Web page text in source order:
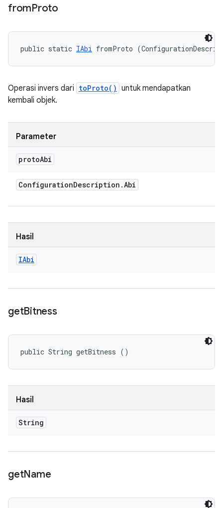
fromProto
public static IAbi fromProto
Operasi invers dari toProto() untuk mendapatkan
kembali objek.
Parameter
protoAbi
ConfigurationDescription .Abi
Hasil
IAbi
getBitness
public String getBitness ()
Hasil
String
getName